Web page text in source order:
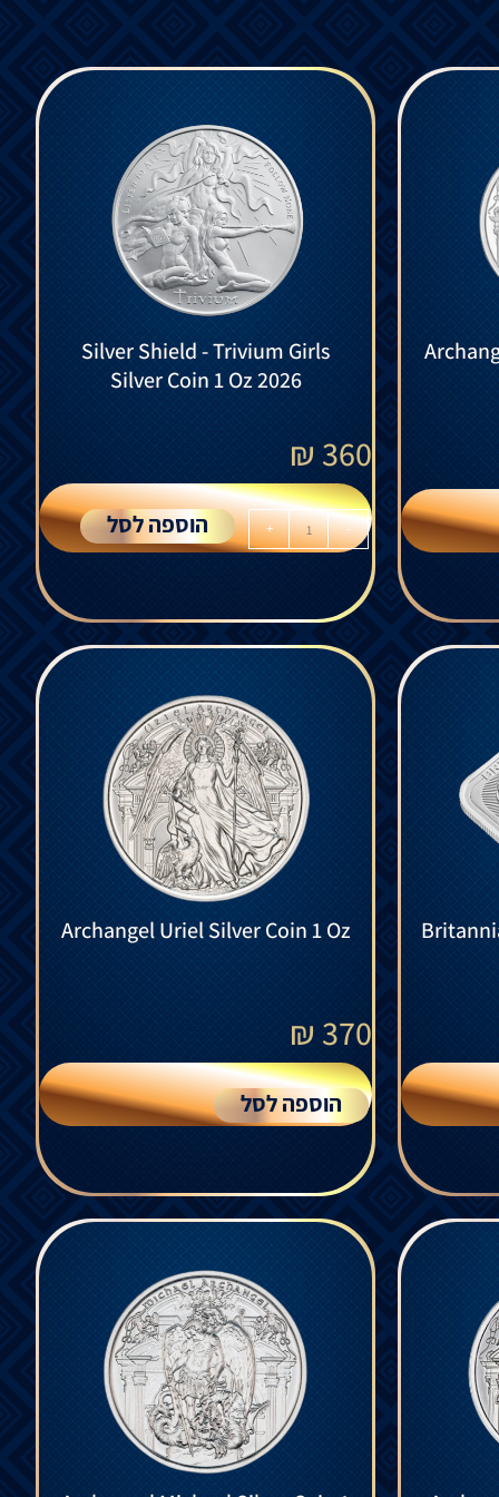
Silver Shield - Trivium Girls
Silver Coin 1 Oz 2026
360
₪
-
+ הוספה לסל
Archangel Uriel Silver Coin 1 Oz
370
₪
הוספה לסל